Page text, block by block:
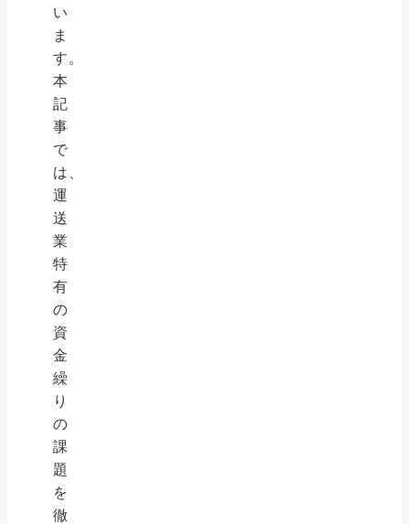
い
ま
す。
本
記
事
で
は、
運
送
業
特
有
の
資
金
繰
り
の
課
題
を
徹